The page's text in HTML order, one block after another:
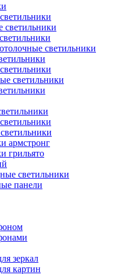
светильники
светильники
светильники
армстронг
грильято
светильники
панели
зеркал
картин